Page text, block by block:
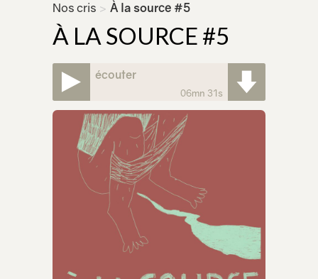
Nos cris > À la source #5
À LA SOURCE #5
écouter
06mn 31s